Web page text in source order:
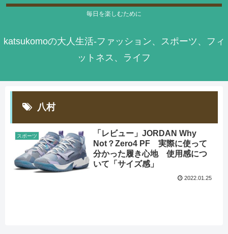
毎日を楽しむために
katsukomoの大人生活-ファッション、スポーツ、フィ
ットネス、ライフ
八村
スポーツ
「レビュー」JORDAN Why
Not？Zero4 PF 実際に使って
分かった履き心地 使用感につ
いて「サイズ感」
2022.01.25